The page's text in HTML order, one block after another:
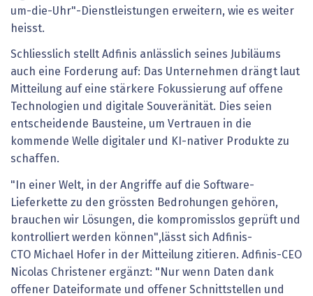
um-die-Uhr"-Dienstleistungen erweitern, wie es weiter
heisst.
Schliesslich stellt Adfinis anlässlich seines Jubiläums
auch eine Forderung auf: Das Unternehmen drängt laut
Mitteilung auf eine stärkere Fokussierung auf offene
Technologien und digitale Souveränität. Dies seien
entscheidende Bausteine, um Vertrauen in die
kommende Welle digitaler und KI-nativer Produkte zu
schaffen.
"In einer Welt, in der Angriffe auf die Software-
Lieferkette zu den grössten Bedrohungen gehören,
brauchen wir Lösungen, die kompromisslos geprüft und
kontrolliert werden können",lässt sich Adfinis-
CTO Michael Hofer in der Mitteilung zitieren. Adfinis-CEO
Nicolas Christener ergänzt: "Nur wenn Daten dank
offener Dateiformate und offener Schnittstellen und